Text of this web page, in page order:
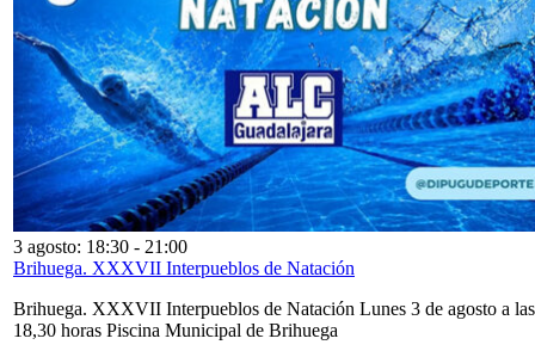
3 agosto: 18:30 - 21:00
Brihuega. XXXVII Interpueblos de Natación
Brihuega. XXXVII Interpueblos de Natación Lunes 3 de agosto a las
18,30 horas Piscina Municipal de Brihuega